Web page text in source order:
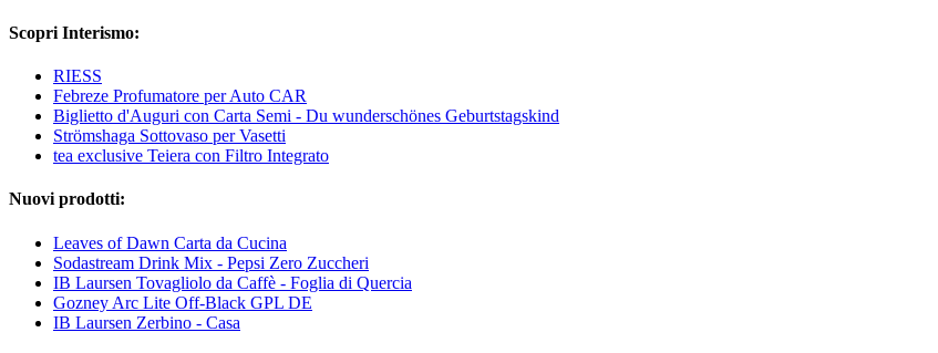
Scopri Interismo:
RIESS
Febreze Profumatore per Auto CAR
Biglietto d'Auguri con Carta Semi - Du wunderschönes Geburtstagskind
Strömshaga Sottovaso per Vasetti
tea exclusive Teiera con Filtro Integrato
Nuovi prodotti:
Leaves of Dawn Carta da Cucina
Sodastream Drink Mix - Pepsi Zero Zuccheri
IB Laursen Tovagliolo da Caffè - Foglia di Quercia
Gozney Arc Lite Off-Black GPL DE
IB Laursen Zerbino - Casa